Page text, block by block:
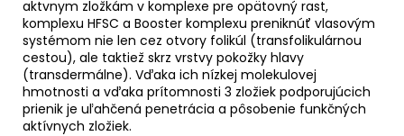
aktvnym zložkám v komplexe pre opätovný rast,
komplexu HFSC a Booster komplexu preniknúť vlasovým
systémom nie len cez otvory folikúl (transfolikulárnou
cestou), ale taktiež skrz vrstvy pokožky hlavy
(transdermálne). Vďaka ich nízkej molekulovej
hmotnosti a vďaka prítomnosti 3 zložiek podporujúcich
prienik je uľahčená penetrácia a pôsobenie funkčných
aktívnych zložiek.